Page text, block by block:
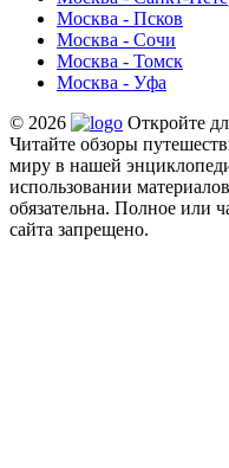
Москва - Псков
Москва - Сочи
Москва - Томск
Москва - Уфа
© 2026
Откройте
Читайте обзоры
миру в нашей
использовании
обязательна. Полное или
сайта запрещено.